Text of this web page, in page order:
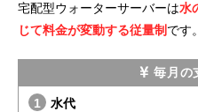
宅配型ウォーターサーバーは水
じて料金が変動する従量制です。
毎月の
水代